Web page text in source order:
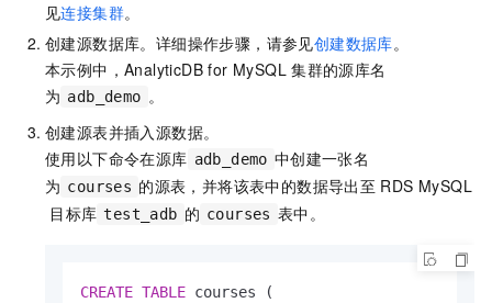
见连接集群。
创建源数据库。详细操作步骤，请参见创建数据库。
本示例中， AnalyticDB for MySQL 集群的源库名
为 adb_demo 。
创建源表并插入源数据。
使用以下命令在源库 adb_demo 中创建一张名
为 courses 的源表，并将该表中的数据导出至 RDS MySQL
目标库 test_adb 的 courses 表中。
CREATE TABLE courses (